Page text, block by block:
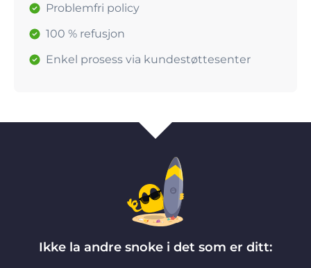
Problemfri policy
100 % refusjon
Enkel prosess via kundestøttesenter
Ikke la andre snoke i det som er ditt: